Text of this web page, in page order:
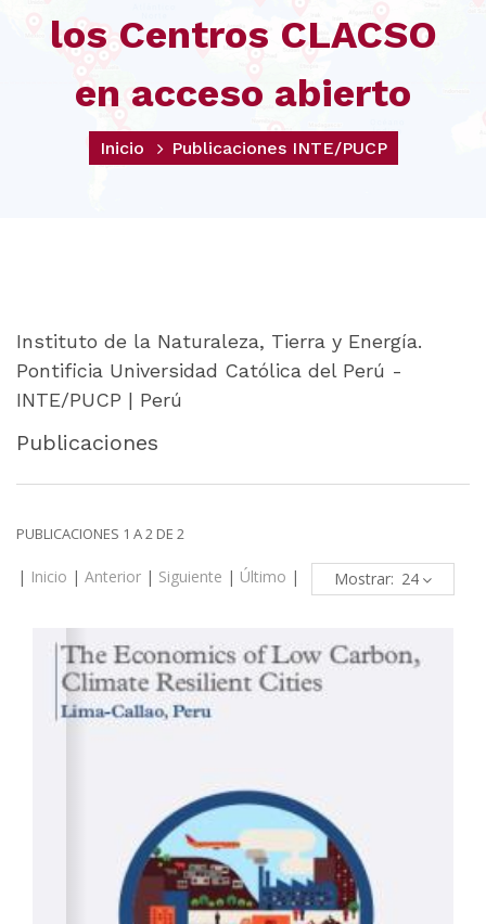
los Centros CLACSO
en acceso abierto
Inicio Publicaciones INTE/PUCP
Instituto de la Naturaleza, Tierra y Energía.
Pontificia Universidad Católica del Perú -
INTE/PUCP | Perú
Publicaciones
PUBLICACIONES 1 A 2 DE 2
| Inicio | Anterior | Siguiente | Último | Mostrar: